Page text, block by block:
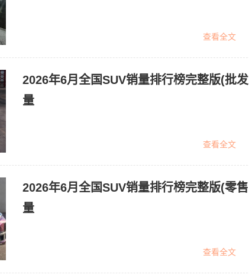
查看全文
2026年6月全国SUV销量排行榜完整版(批发
量
查看全文
2026年6月全国SUV销量排行榜完整版(零售
量
查看全文